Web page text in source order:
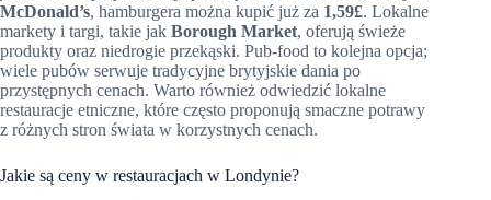
McDonald’s, hamburgera można kupić już za 1,59£. Lokalne
markety i targi, takie jak Borough Market, oferują świeże
produkty oraz niedrogie przekąski. Pub-food to kolejna opcja;
wiele pubów serwuje tradycyjne brytyjskie dania po
przystępnych cenach. Warto również odwiedzić lokalne
restauracje etniczne, które często proponują smaczne potrawy
z różnych stron świata w korzystnych cenach.
Jakie są ceny w restauracjach w Londynie?